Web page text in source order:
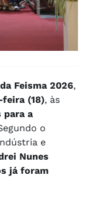
Feisma 2026,
(18), às
para a
o
e
Nunes
já foram